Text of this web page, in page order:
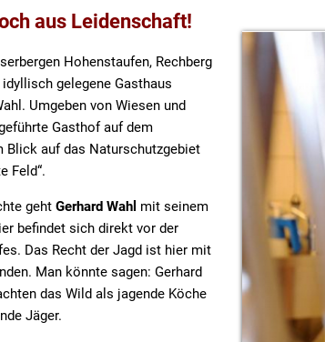
aus Leidenschaft!
Hohenstaufen, Rechberg
gelegene Gasthaus
Umgeben von Wiesen und
Gasthof auf dem
Blick auf das Naturschutzgebiet
Feld“.
geht Gerhard Wahl mit seinem
befindet sich direkt vor der
Das Recht der Jagd ist hier mit
Man könnte sagen: Gerhard
das Wild als jagende Köche
Jäger.